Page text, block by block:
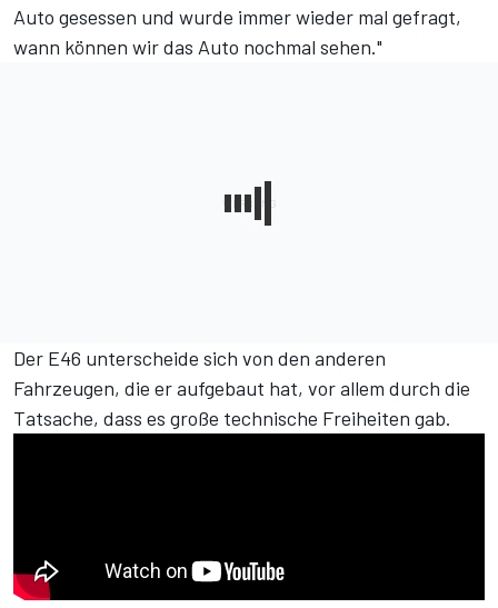
Auto gesessen und wurde immer wieder mal gefragt,
wann können wir das Auto nochmal sehen."
Der E46 unterscheide sich von den anderen
Fahrzeugen, die er aufgebaut hat, vor allem durch die
Tatsache, dass es große technische Freiheiten gab.